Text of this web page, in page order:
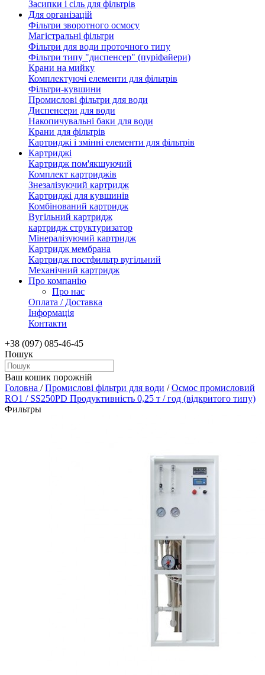
Засипки і сіль для фільтрів
Для організацій
Фільтри зворотного осмосу
Магістральні фільтри
Фільтри для води проточного типу
Фільтри типу "диспенсер" (пуріфайери)
Крани на мийку
Комплектуючі елементи для фільтрів
Фільтри-кувшини
Промислові фільтри для води
Диспенсери для води
Накопичувальні баки для води
Крани для фільтрів
Картриджі і змінні елементи для фільтрів
Картриджі
Картридж пом'якшуючий
Комплект картриджів
Знезалізуючий картридж
Картриджі для кувшинів
Комбінований картридж
Вугільний картридж
картридж структуризатор
Мінералізуючий картридж
Картридж мембрана
Картридж постфильтр вугільний
Механічний картридж
Про компанію
Про нас
Оплата / Доставка
Інформація
Контакти
+38 (097) 085-46-45
Пошук
Ваш кошик порожній
Головна /Промислові фільтри для води /Осмос промисловий
RO1 / SS250PD Продуктивність 0,25 т / год (відкритого типу)
Фильтры